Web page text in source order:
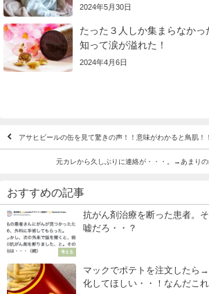
2024年5月30日
たった３人しか集まらなか
知って涙が溢れた！
2024年4月6日
アサヒビールの缶を見て驚きの声！！意味がわかると鳥肌！！
元カレから久しぶりに連絡が・・・。→あまりの
おすすめの記事
考える
抗がん剤治療を断った患者。
嘘だろ・・？
マックでポテトを注文したら
化してほしい・・！なんだこれ